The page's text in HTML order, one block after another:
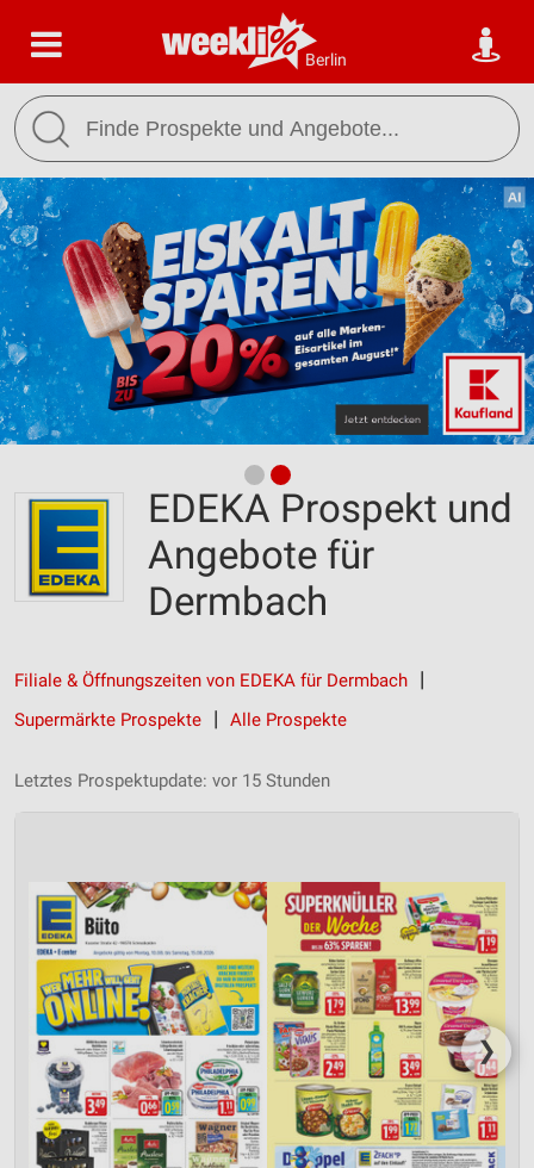
Berlin
EDEKA Prospekt und
Angebote für
Dermbach
Filiale & Öffnungszeiten von EDEKA für Dermbach
Supermärkte Prospekte
Alle Prospekte
Letztes Prospektupdate: vor 15 Stunden
❯